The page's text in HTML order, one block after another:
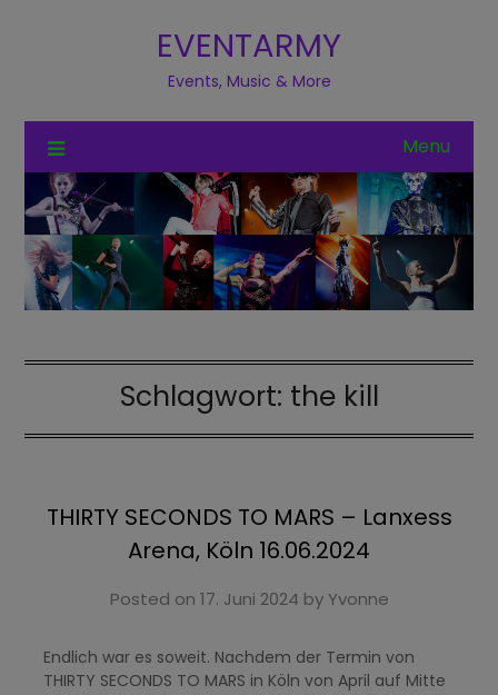
EVENTARMY
Events, Music & More
Menu
Schlagwort: the kill
THIRTY SECONDS TO MARS – Lanxess
Arena, Köln 16.06.2024
Posted on 17. Juni 2024 byYvonne
Endlich war es soweit. Nachdem der Termin von
THIRTY SECONDS TO MARS in Köln von April auf Mitte